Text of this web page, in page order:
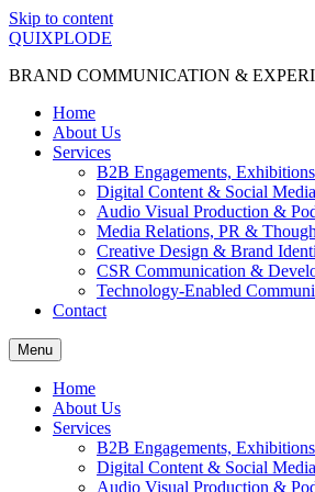
Skip to content
QUIXPLODE
BRAND COMMUNICATION &
Home
About Us
Services
B2B Engagements,
Digital Content & Social Media
Audio Visual Production &
Media Relations, PR &
Creative Design & Brand
CSR Communication &
Technology-Enabled
Contact
Menu
Home
About Us
Services
B2B Engagements,
Digital Content & Social Media
Audio Visual Production &